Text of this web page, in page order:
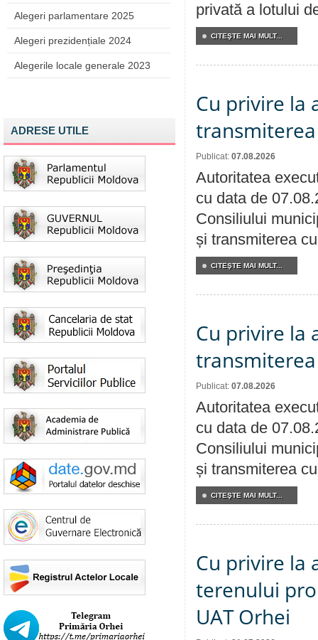
Alegeri parlamentare 2025
Alegeri prezidențiale 2024
Alegerile locale generale 2023
ADRESE UTILE
privată a lotului
CITEŞTE MAI MULT...
Cu privire la
Publicat: 07.08.2026
Autoritatea
cu data de
Consiliului
și transmiterea
CITEŞTE MAI MULT...
Cu privire la
Publicat: 07.08.2026
Autoritatea
cu data de
Consiliului
și transmiterea
CITEŞTE MAI MULT...
Cu privire la
terenului
UAT Orhei